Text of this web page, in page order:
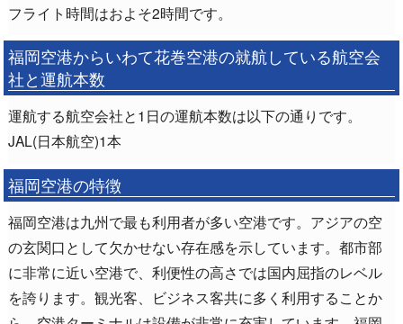
フライト時間はおよそ2時間です。
福岡空港からいわて花巻空港の就航している航空会
社と運航本数
運航する航空会社と1日の運航本数は以下の通りです。
JAL(日本航空)1本
福岡空港の特徴
福岡空港は九州で最も利用者が多い空港です。アジアの空
の玄関口として欠かせない存在感を示しています。都市部
に非常に近い空港で、利便性の高さでは国内屈指のレベル
を誇ります。観光客、ビジネス客共に多く利用することか